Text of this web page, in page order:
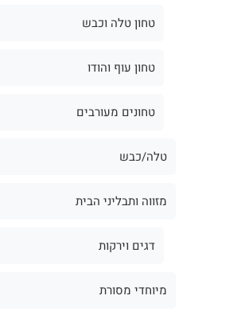
טחון טלה וכבש
טחון עוף והודו
טחונים מעורבים
טלה/כבש
מזווה ותבליני הבית
דגים וירקות
מיוחדי מסורת